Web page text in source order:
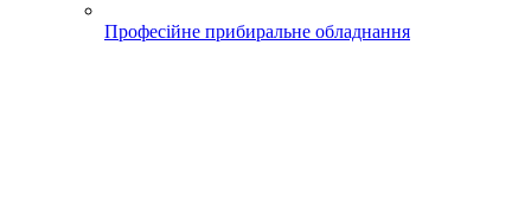
Професійне прибиральне обладнання